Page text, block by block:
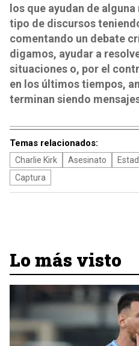
los que ayudan de
tipo de discursos
comentando un debate
digamos, ayudar a
situaciones o, por el
en los últimos tiempos,
terminan siendo
Temas relacionados:
Charlie Kirk Asesinato
Captura
Lo más visto